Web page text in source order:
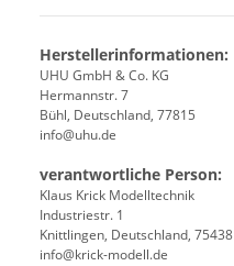
Herstellerinformationen:
UHU GmbH & Co. KG
Hermannstr. 7
Bühl, Deutschland, 77815
info@uhu.de
verantwortliche Person:
Klaus Krick Modelltechnik
Industriestr. 1
Knittlingen, Deutschland, 75438
info@krick-modell.de